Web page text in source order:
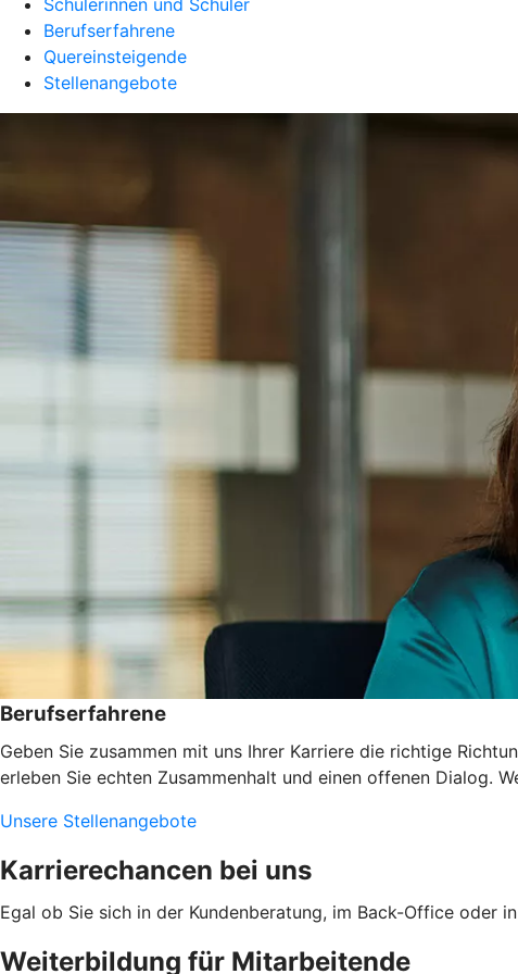
Schülerinnen und Schüler
Berufserfahrene
Quereinsteigende
Stellenangebote
Berufserfahrene
Geben Sie zusammen mit uns Ihrer Karriere die richtige
erleben Sie echten Zusammenhalt und einen offenen Dialog.
Unsere Stellenangebote
Karrierechancen bei uns
Egal ob Sie sich in der Kundenberatung, im Back-Office oder
Weiterbildung für Mitarbeitende